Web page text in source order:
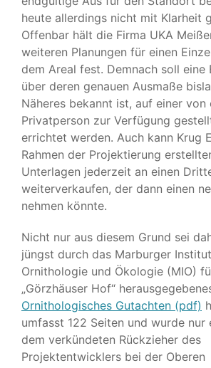
heute allerdings nicht mit Klarheit
Offenbar hält die Firma UKA
weiteren Planungen für einen
dem Areal fest. Demnach soll eine
über deren genauen Ausmaße
Näheres bekannt ist, auf einer von
Privatperson zur Verfügung
errichtet werden. Auch kann Krug
Rahmen der Projektierung
Unterlagen jederzeit an einen
weiterverkaufen, der dann einen
nehmen könnte.
Nicht nur aus diesem Grund sei
jüngst durch das Marburger
Ornithologie und Ökologie (MIO)
„Görzhäuser Hof“
Ornithologisches Gutachten (pdf)
umfasst 122 Seiten und wurde nur
dem verkündeten Rückzieher des
Projektentwicklers bei der Oberen